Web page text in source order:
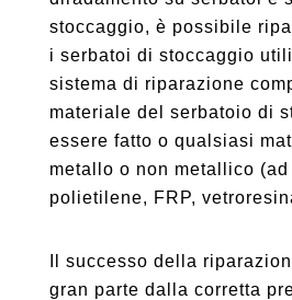
stoccaggio, è possibile
i serbatoi di stoccaggio
sistema di riparazione
materiale del serbatoio di
essere fatto o qualsiasi
metallo o non metallico (ad
polietilene, FRP,
Il successo della
gran parte dalla corretta